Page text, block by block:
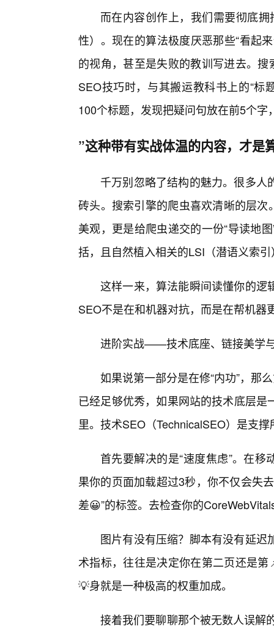
而在内容创作上，我们需要彻底
性）。现在的算法极度厌恶那些“看起
的视角，甚至是失败的教训写进去。
SEO技巧时，与其搬运教科书上的“标
100个标题，发现把疑问句放在前5个字
”这种带有实战体温的内容，才是
千万别忽略了结构的魅力。很多
砖头。搜索引擎的爬虫喜欢清晰的层
美观，更是给爬虫递交的一份“导读地
括，且自然植入相关的LSI（潜语义索
这样一来，算法能瞬间读懂你的逻
SEO不是在和机器对抗，而是在帮机器
进阶实战——技术底座、链接美学
如果说第一部分是在修“内功”，那
已经足够优秀，如果网站的技术底层
里。技术SEO（TechnicalSEO）是支
首先要解决的是“速度焦虑”。在
果你的页面加载超过3秒，你不仅会失
差😀”的标签。去检查你的
图片有没有压缩？脚本有没有延
术指标，往往是决定你在第二页还是
💡身就是一种极高的权重加成。
接着我们要聊聊那个被无数人误